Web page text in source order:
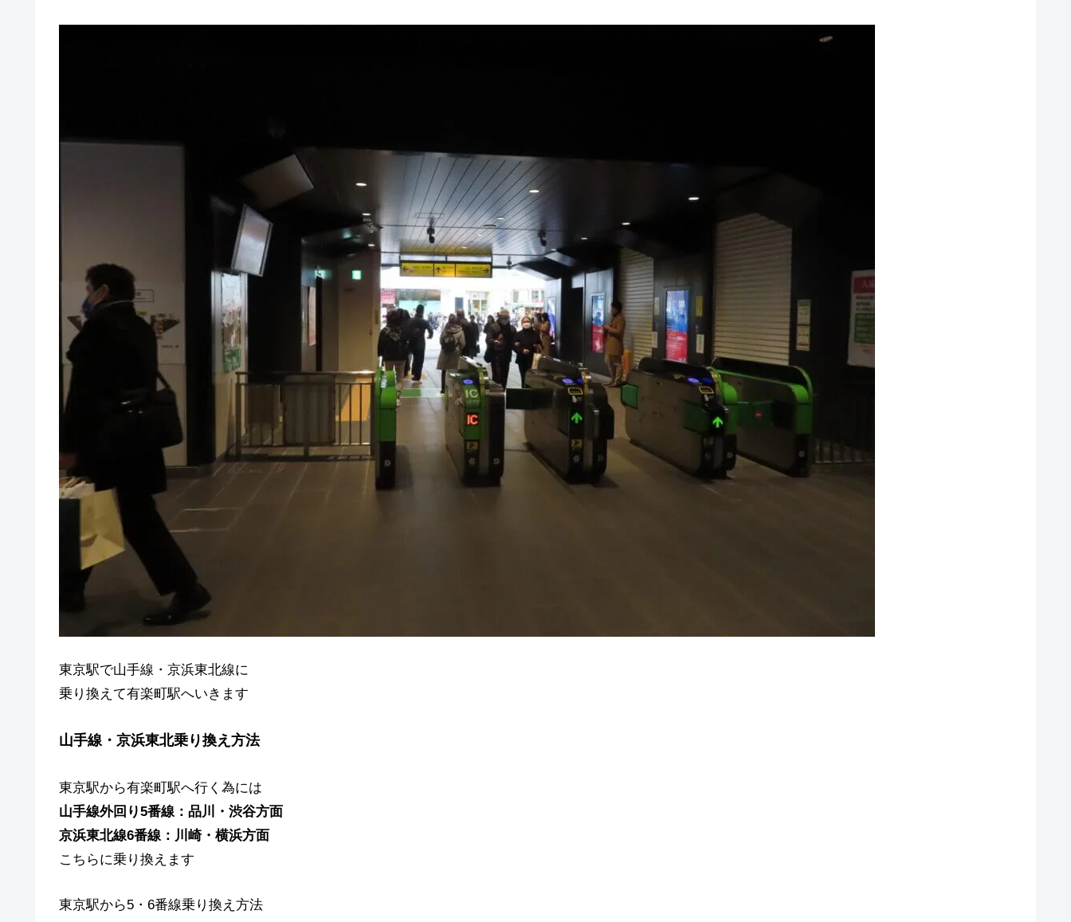
東京駅で山手線・京浜東北線に
乗り換えて有楽町駅へいきます
山手線・京浜東北乗り換え方法
東京駅から有楽町駅へ行く為には
山手線外回り5番線：品川・渋谷方面
京浜東北線6番線：川崎・横浜方面
こちらに乗り換えます
東京駅から5・6番線乗り換え方法